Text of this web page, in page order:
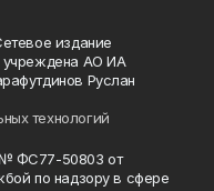
издание
учреждена АО ИА
Руслан
технологий
№ ФС77-50803 от
по надзору в сфере